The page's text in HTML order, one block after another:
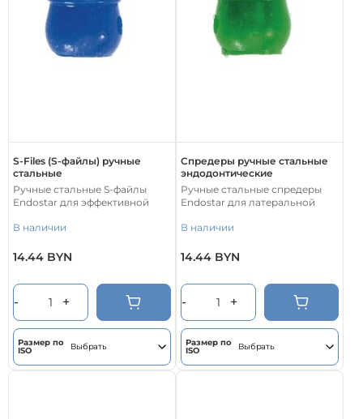
S-Files (S-файлы) ручные
стальные
Ручные стальные S-файлы
Endostar для эффективной
корневых каналов. Двойная S-
обеспечивает высокую
дентинных опилок.
В наличии
Этот
имеет
несколько
вариаций.
Опции
можно
выбрать
14.44 BYN
Размер по
ISO
- +
Спредеры ручные стальные
эндодонтические
Ручные стальные спредеры
Endostar для латеральной
штифтов, 6 шт./уп.
В наличии
Этот
имеет
несколько
вариаций.
Опции
можно
выбрать
14.44 BYN
Размер по
ISO
- +